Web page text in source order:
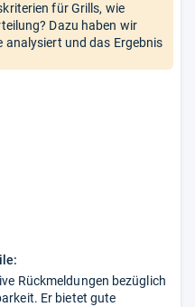
für Grills, wie
Dazu haben wir
und das Ergebnis
Rückmeldungen bezüglich
Er bietet gute